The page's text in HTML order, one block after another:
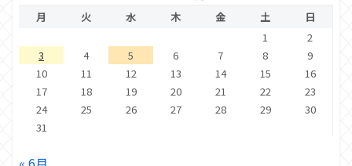
月 火 水 木 金 土
日
1
2
3
4 5 6 7 8
9
10
11 12 13 14 15
16
17
18 19 20 21 22
23
24
25 26 27 28 29
30
31